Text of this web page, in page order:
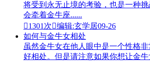
将受到永无止境的考验，也是一种
会牵着金牛座......
1301次编辑:玄学居09-26
如何与金牛女相处
虽然金牛女在他人眼中是一个性格
好相处。但是请注意如果你想让金牛